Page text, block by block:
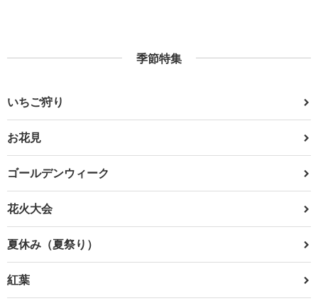
季節特集
いちご狩り
お花見
ゴールデンウィーク
花火大会
夏休み（夏祭り）
紅葉